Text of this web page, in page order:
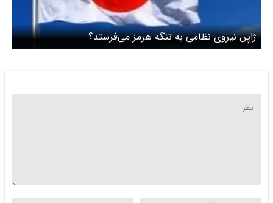
ژاپن نیروی نظامی به تنگه هرمز می‌فرستد؟